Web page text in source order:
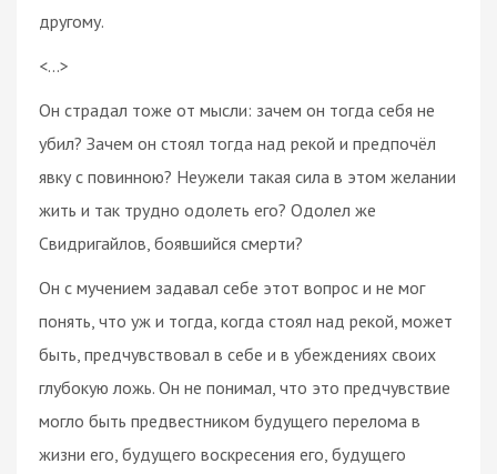
другому.
<…>
Он страдал тоже от мысли: зачем он тогда себя не
убил? Зачем он стоял тогда над рекой и предпочёл
явку с повинною? Неужели такая сила в этом желании
жить и так трудно одолеть его? Одолел же
Свидригайлов, боявшийся смерти?
Он с мучением задавал себе этот вопрос и не мог
понять, что уж и тогда, когда стоял над рекой, может
быть, предчувствовал в себе и в убеждениях своих
глубокую ложь. Он не понимал, что это предчувствие
могло быть предвестником будущего перелома в
жизни его, будущего воскресения его, будущего